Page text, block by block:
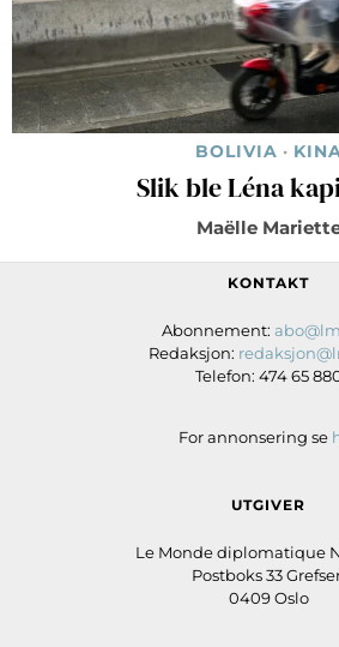
BOLIVIA ·
Slik ble Léna
Maëlle
KONTAKT
Abonnement:
Redaksjon:
Telefon: 474 65
For annonsering se
UTGIVER
Le Monde diplomatique
Postboks 33
0409 Oslo